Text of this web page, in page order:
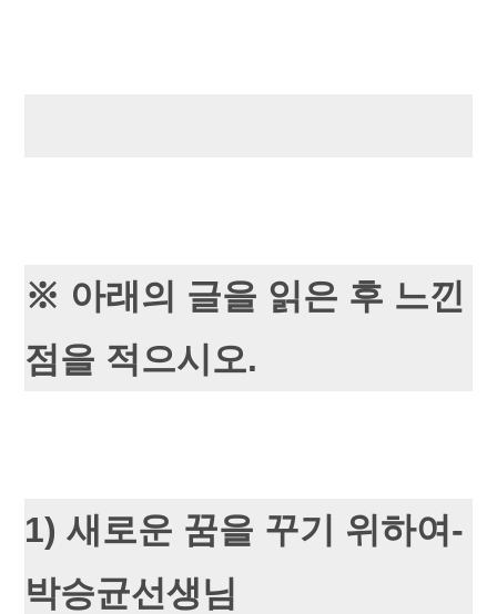
※ 아래의 글을 읽은 후 느낀
점을 적으시오.
1) 새로운 꿈을 꾸기 위하여-
박승균선생님